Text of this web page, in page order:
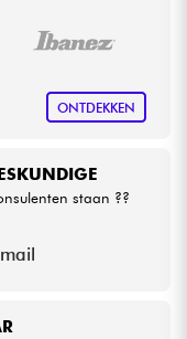
ONTDEKKEN
staan ??